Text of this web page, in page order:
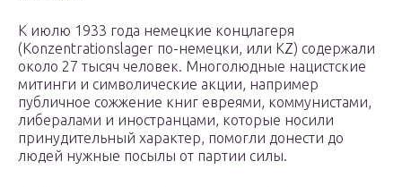
К июлю 1933 года немецкие концлагеря
(Konzentrationslager по-немецки, или KZ) содержали
около 27 тысяч человек. Многолюдные нацистские
митинги и символические акции, например
публичное сожжение книг евреями, коммунистами,
либералами и иностранцами, которые носили
принудительный характер, помогли донести до
людей нужные посылы от партии силы.